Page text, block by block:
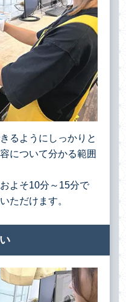
るようにしっかりと
について分かる範囲
よそ10分～15分で
ただけます。